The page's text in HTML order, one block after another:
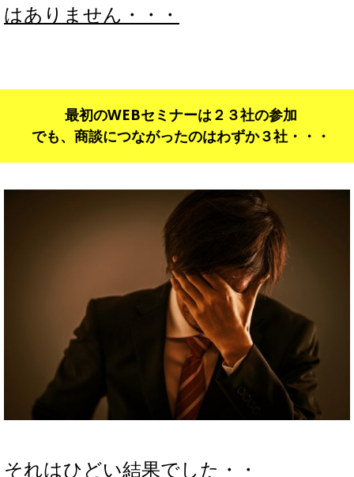
はありません・・・
最初のWEBセミナーは２３社の参加
でも、商談につながったのはわずか３社・・・
それはひどい結果でした・・